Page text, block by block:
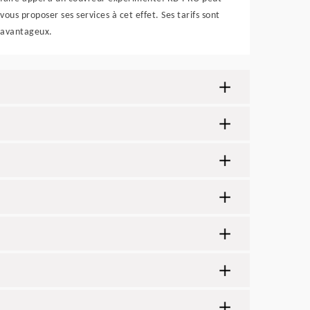
vous proposer ses services à cet effet. Ses tarifs sont
avantageux.